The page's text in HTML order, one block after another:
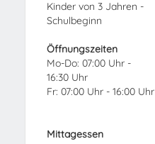
Kinder von 3 Jahren -
Schulbeginn
Öffnungszeiten
Mo-Do: 07:00 Uhr -
16:30 Uhr
Fr: 07:00 Uhr - 16:00 Uhr
Mittagessen